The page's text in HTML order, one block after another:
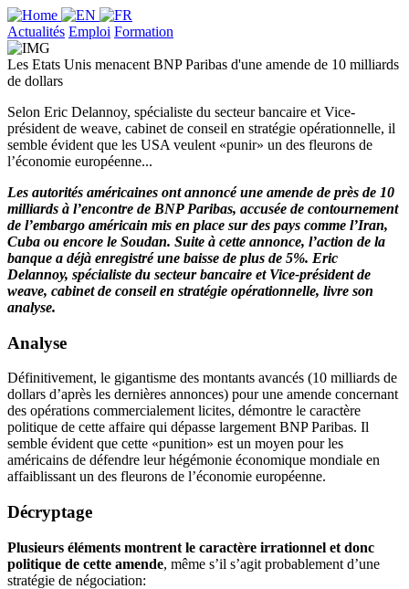
Actualités Emploi Formation
Les Etats Unis menacent BNP Paribas d'une amende de 10 milliards
de dollars
Selon Eric Delannoy, spécialiste du secteur bancaire et Vice-
président de weave, cabinet de conseil en stratégie opérationnelle, il
semble évident que les USA veulent «punir» un des fleurons de
l’économie européenne...
Les autorités américaines ont annoncé une amende de près de 10
milliards à l’encontre de BNP Paribas, accusée de contournement
de l’embargo américain mis en place sur des pays comme l’Iran,
Cuba ou encore le Soudan. Suite à cette annonce, l’action de la
banque a déjà enregistré une baisse de plus de 5%. Eric
Delannoy, spécialiste du secteur bancaire et Vice-président de
weave, cabinet de conseil en stratégie opérationnelle, livre son
analyse.
Analyse
Définitivement, le gigantisme des montants avancés (10 milliards de
dollars d’après les dernières annonces) pour une amende concernant
des opérations commercialement licites, démontre le caractère
politique de cette affaire qui dépasse largement BNP Paribas. Il
semble évident que cette «punition» est un moyen pour les
américains de défendre leur hégémonie économique mondiale en
affaiblissant un des fleurons de l’économie européenne.
Décryptage
Plusieurs éléments montrent le caractère irrationnel et donc
politique de cette amende, même s’il s’agit probablement d’une
stratégie de négociation: